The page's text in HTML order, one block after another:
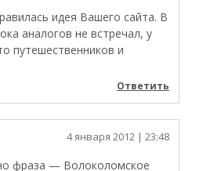
идея Вашего сайта. В
аналогов не встречал, у
путешественников и
Ответить
4 января 2012 | 23:48
фраза — Волоколомское